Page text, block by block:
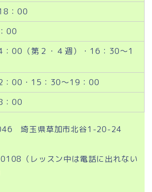
：00
00
00（第２・４週）・16：30～1
：00・15：30～19：00
：00
埼玉県草加市北谷1-20-24
（レッスン中は電話に出れない